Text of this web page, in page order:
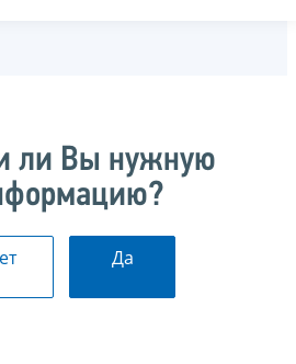
ли Вы нужную
Да